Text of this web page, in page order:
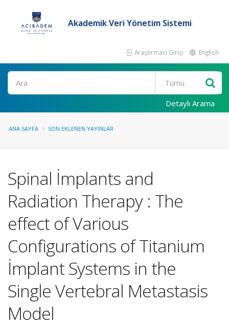
Akademik Veri Yönetim Sistemi
Araştırmacı Girişi English
Ara
Detaylı Arama
ANA SAYFA SON EKLENEN YAYINLAR
Spinal İmplants and
Radiation Therapy : The
effect of Various
Configurations of Titanium
İmplant Systems in the
Single Vertebral Metastasis
Model